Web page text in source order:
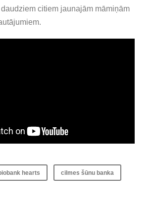
citiem jaunajām māmiņām
hearts cilmes šūnu banka